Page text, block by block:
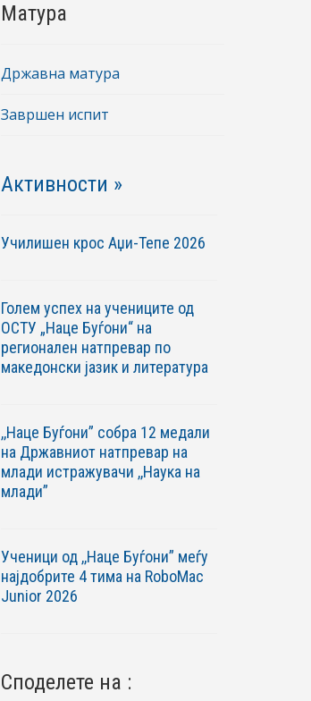
Матура
Државна матура
Завршен испит
Активности »
Училишен крос Аџи-Тепе 2026
Голем успех на учениците од
ОСТУ „Наце Буѓони“ на
регионален натпревар по
македонски јазик и литература
,,Наце Буѓони” собра 12 медали
на Државниот натпревар на
млади истражувачи ,,Наука на
млади”
Ученици од ,,Наце Буѓони” меѓу
најдобрите 4 тима на RoboМac
Junior 2026
Споделете на :